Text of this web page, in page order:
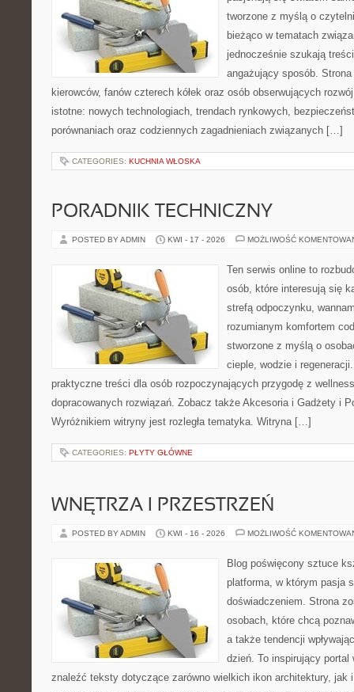
tworzone z myślą o
bieżąco w tematach
jednocześnie szukają
angażujący sposób.
kierowców, fanów czterech kółek oraz osób obserwujących
istotne: nowych technologiach, trendach rynkowych,
porównaniach oraz codziennych zagadnieniach związanych […]
CATEGORIES: KUCHNIA WŁOSKA
PORADNIK TECHNICZNY
POSTED BY ADMIN KWI - 17 - 2026 MOŻLIWOŚĆ
Ten serwis online to
osób, które interesują się
strefą odpoczynku,
rozumianym komfortem
stworzone z myślą o
cieple, wodzie i
praktyczne treści dla osób rozpoczynających przygodę z
dopracowanych rozwiązań. Zobacz także Akcesoria i Gadżety i
Wyróżnikiem witryny jest rozległa tematyka. Witryna […]
CATEGORIES: PŁYTY GŁÓWNE
WNĘTRZA I PRZESTRZEŃ
POSTED BY ADMIN KWI - 16 - 2026 MOŻLIWOŚĆ
Blog poświęcony sztuce
platforma, w którym pasja
doświadczeniem. Strona
osobach, które chcą
a także tendencji
dzień. To inspirujący
znaleźć teksty dotyczące zarówno wielkich ikon architektury, jak